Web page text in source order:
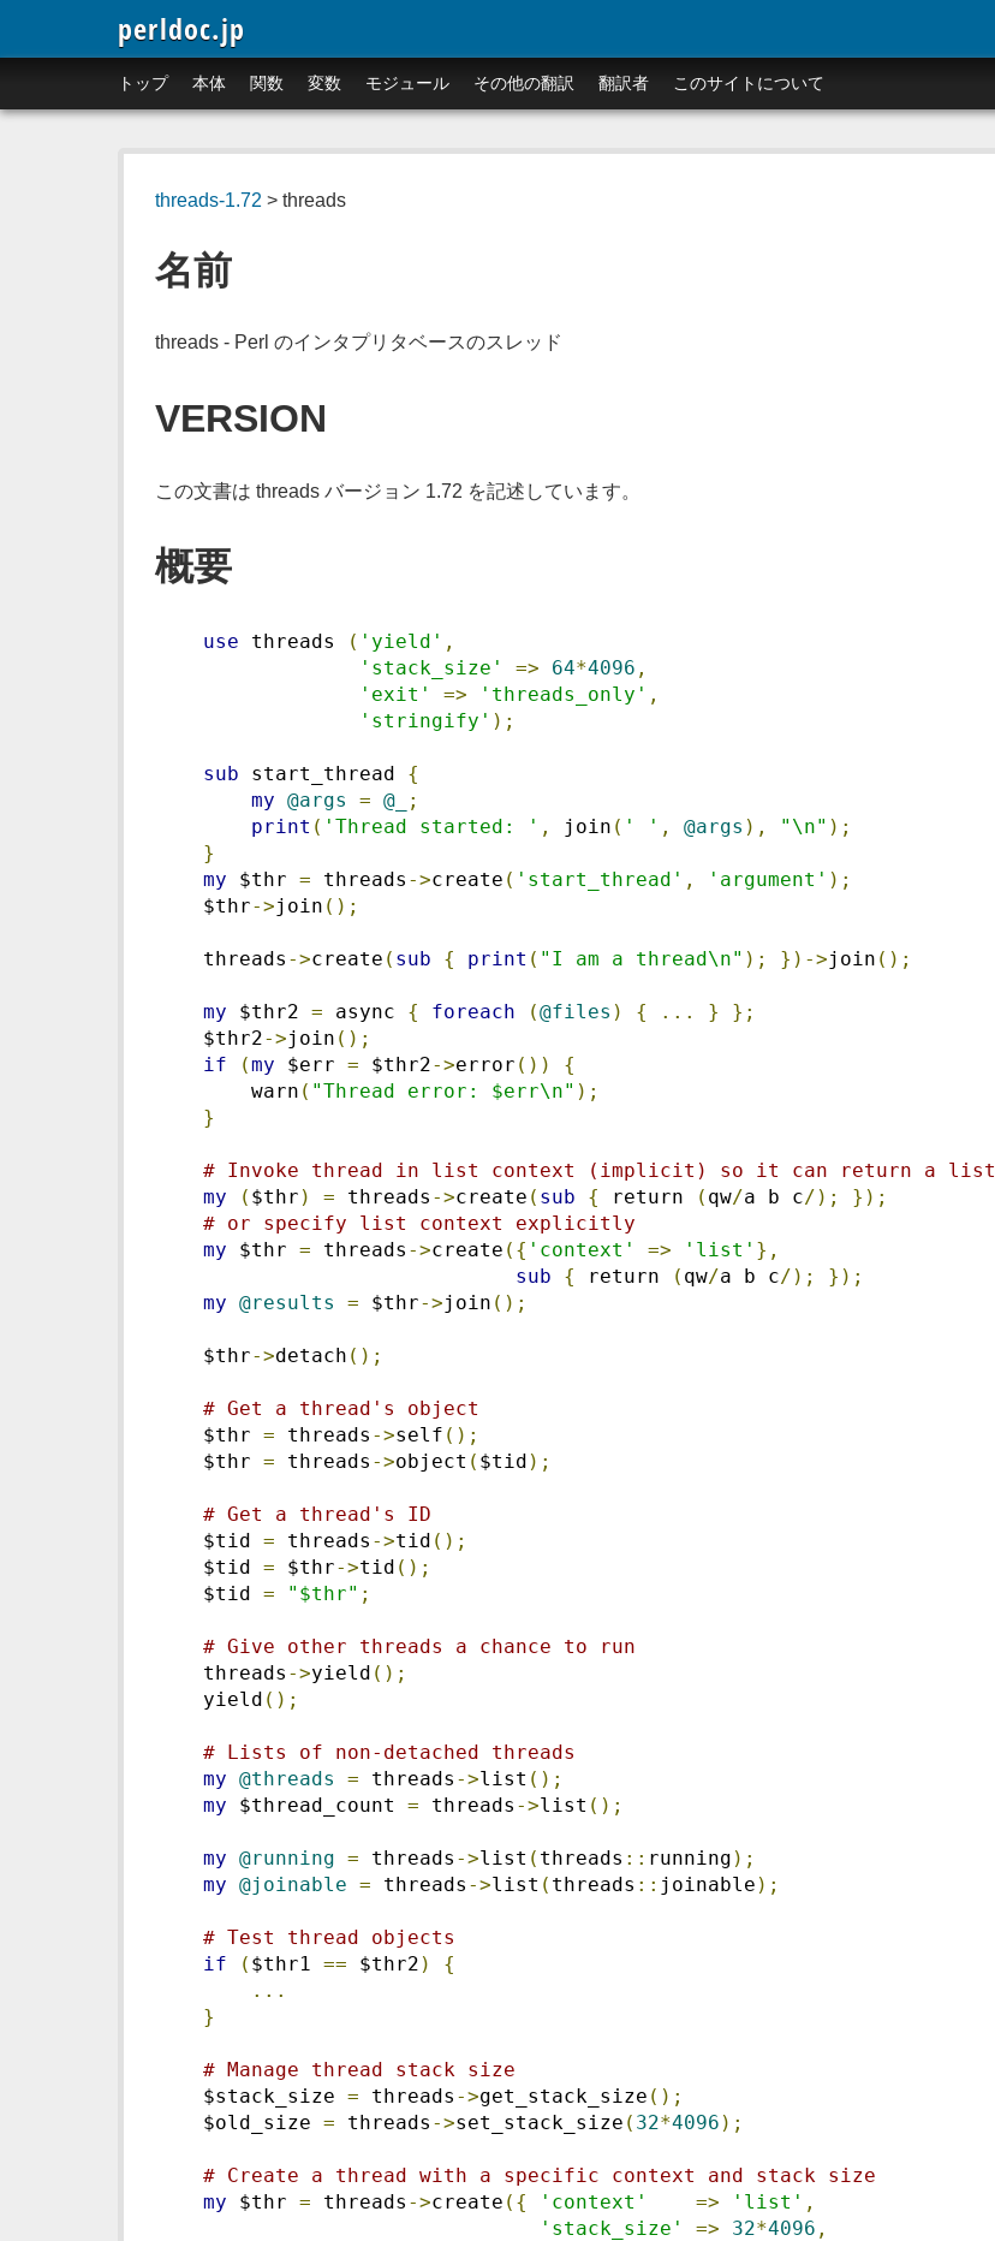
perldoc.jp
トップ 本体 関数 変数 モジュール その他の翻訳 翻訳者 このサイトについて
threads-1.72 > threads
名前
threads - Perl のインタプリタベースのスレッド
VERSION
この文書は threads バージョン 1.72 を記述しています。
概要
use threads ( 'yield' ,
'stack_size'
=> 64*4096 ,
'exit'
=> 'threads_only' ,
'stringify' );
sub start_thread {
my @args = @_
;
print ( 'Thread started: ' , join ( ' ' , @args ), "\n" );
}
my $thr = threads ->create ( 'start_thread' , 'argument' );
$thr->join ();
threads ->create ( sub { print ( "I am a thread\n" ); })->join ();
my $thr2 = async { foreach (@files ) { ... }
};
$thr2->join ();
if
(my $err = $thr2->error ())
{
warn ( "Thread error: $err\n" );
}
# Invoke thread in list context (implicit) so it can return a list
my
( $thr ) = threads ->create ( sub { return ( qw/a b c/);
});
# or specify list context explicitly
my $thr = threads ->create ({ 'context' => 'list' },
sub
{ return ( qw/a b c/);
});
my @results = $thr->join ();
$thr->detach ();
# Get a thread's object
$thr = threads ->self ();
$thr = threads ->object ( $tid );
# Get a thread's ID
$tid = threads ->tid ();
$tid = $thr->tid ();
$tid = "$thr" ;
# Give other threads a chance to run
threads ->yield ();
yield ();
# Lists of non-detached threads
my @threads = threads ->list ();
my $thread_count = threads ->list ();
my @running = threads ->list ( threads :: running );
my @joinable = threads ->list ( threads :: joinable );
# Test thread objects
if
( $thr1 == $thr2 )
{
...
}
# Manage thread stack size
$stack_size = threads ->get_stack_size ();
$old_size = threads ->set_stack_size ( 32*4096 );
# Create a thread with a specific context and stack size
my $thr = threads ->create ({ 'context' => 'list' ,
'stack_size'
=> 32*4096 ,